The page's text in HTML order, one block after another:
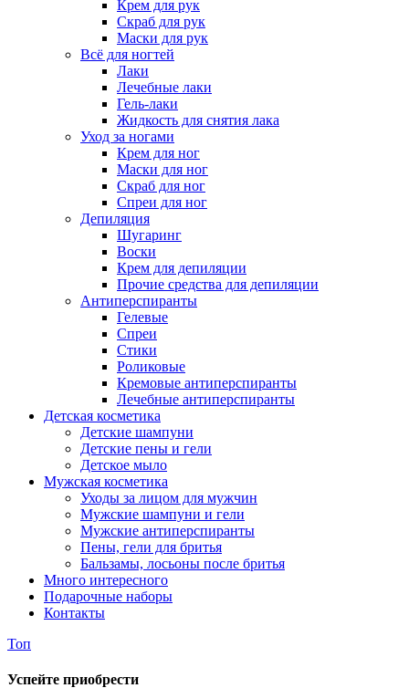
Крем для рук
Скраб для рук
Маски для рук
Всё для ногтей
Лаки
Лечебные лаки
Гель-лаки
Жидкость для снятия лака
Уход за ногами
Крем для ног
Маски для ног
Скраб для ног
Спреи для ног
Депиляция
Шугаринг
Воски
Крем для депиляции
Прочие средства для депиляции
Антиперспиранты
Гелевые
Спреи
Стики
Роликовые
Кремовые антиперспиранты
Лечебные антиперспиранты
Детская косметика
Детские шампуни
Детские пены и гели
Детское мыло
Мужская косметика
Уходы за лицом для мужчин
Мужские шампуни и гели
Мужские антиперспиранты
Пены, гели для бритья
Бальзамы, лосьоны после бритья
Много интересного
Подарочные наборы
Контакты
Топ
Успейте приобрести